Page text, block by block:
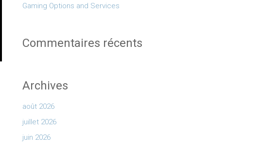
Gaming Options and Services
Commentaires récents
Archives
août 2026
juillet 2026
juin 2026